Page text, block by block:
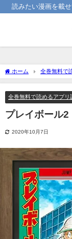
読みたい漫画を載
ホーム 全巻無料で
プリ調査！
全巻無料で読めるアプリ
プレイボール2
2020年10月7日